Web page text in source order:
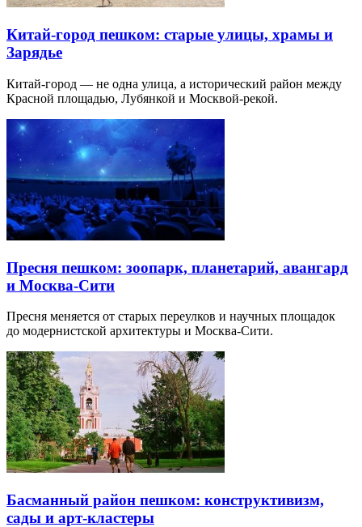
Китай-город пешком: старые улицы, храмы и
Зарядье
Китай-город — не одна улица, а исторический район между
Красной площадью, Лубянкой и Москвой-рекой.
Пресня пешком: зоопарк, планетарий, авангард
и Москва-Сити
Пресня меняется от старых переулков и научных площадок
до модернистской архитектуры и Москва-Сити.
Басманный район пешком: конструктивизм,
сады и арт-кластеры